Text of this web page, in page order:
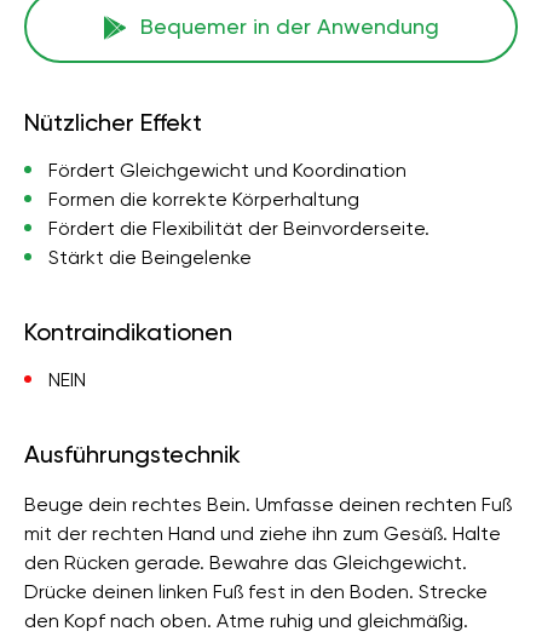
Bequemer in der Anwendung
Nützlicher Effekt
Fördert Gleichgewicht und Koordination
Formen die korrekte Körperhaltung
Fördert die Flexibilität der Beinvorderseite.
Stärkt die Beingelenke
Kontraindikationen
NEIN
Ausführungstechnik
Beuge dein rechtes Bein. Umfasse deinen rechten Fuß
mit der rechten Hand und ziehe ihn zum Gesäß. Halte
den Rücken gerade. Bewahre das Gleichgewicht.
Drücke deinen linken Fuß fest in den Boden. Strecke
den Kopf nach oben. Atme ruhig und gleichmäßig.